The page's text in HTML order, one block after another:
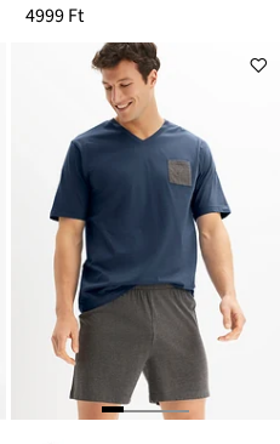
4999 Ft